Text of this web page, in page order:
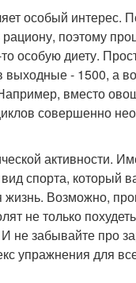
особый интерес.
поэтому
особую диету.
- 1500, а
вместо
совершенно
активности.
спорта, который
Возможно,
не только
не забывайте про
упражнения для